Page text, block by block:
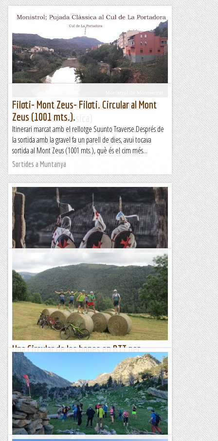
Monistrol, Pujada al Cul de La Portadora
(Ruta circular clàssica)
&nb...
Kimisades
Filoti- Mont Zeus- Filoti. Circular al Mont
Zeus (1001 mts.).
Itinerari marcat amb el rellotge Suunto Traverse.Després de
la sortida amb la gravel fa un parell de dies, avui tocava
sortida al Mont Zeus (1001 mts.), què és el cim més...
Sortides a Muntanya
Ametlla Merola .. Circular dels Templàris
&nb...
Kimisades
Una Circular de les bones en BTT per
Camprodon
Ahir a la nit varen caure trons i llamps, i avui ens llavem amb
una bona fresqueta, quin gustàs després de les calorades
d'aquests últims dies. Bé, ens trobem a...
Aire de Muntanyes